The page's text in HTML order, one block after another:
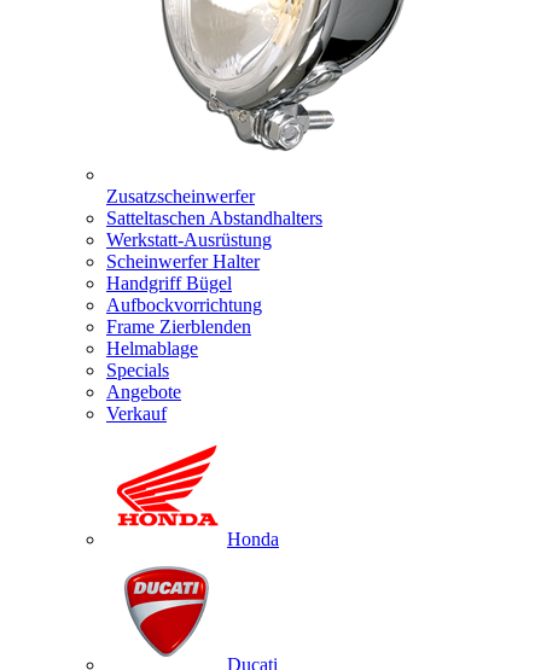
Zusatzscheinwerfer
Satteltaschen Abstandhalters
Werkstatt-Ausrüstung
Scheinwerfer Halter
Handgriff Bügel
Aufbockvorrichtung
Frame Zierblenden
Helmablage
Specials
Angebote
Verkauf
Honda
Ducati